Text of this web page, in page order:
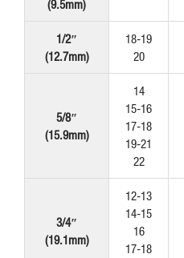
(9.5mm)
1/2″
(12.7mm)
18-19
20
5/8″
(15.9mm)
14
15-16
17-18
19-21
22
3/4″
(19.1mm)
12-13
14-15
16
17-18